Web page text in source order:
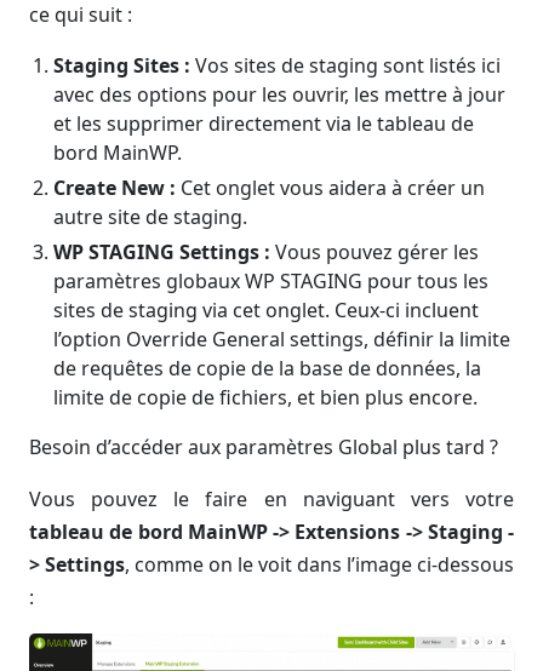
ce qui suit :
Staging Sites : Vos sites de staging sont listés ici
avec des options pour les ouvrir, les mettre à jour
et les supprimer directement via le tableau de
bord MainWP.
Create New : Cet onglet vous aidera à créer un
autre site de staging.
WP STAGING Settings : Vous pouvez gérer les
paramètres globaux WP STAGING pour tous les
sites de staging via cet onglet. Ceux-ci incluent
l’option Override General settings, définir la limite
de requêtes de copie de la base de données, la
limite de copie de fichiers, et bien plus encore.
Besoin d’accéder aux paramètres Global plus tard ?
Vous pouvez le faire en naviguant vers votre
tableau de bord MainWP -> Extensions -> Staging -
> Settings, comme on le voit dans l’image ci-dessous
: